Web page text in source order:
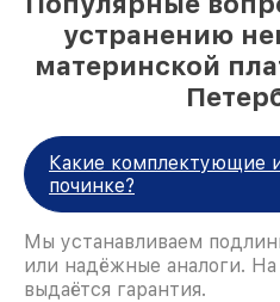
устранению
материнской
Какие комплектующие
починке?
Мы устанавливаем
или надёжные аналоги.
выдаётся гарантия.